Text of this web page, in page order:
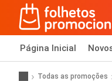
Página Inicial
Todas as promoções